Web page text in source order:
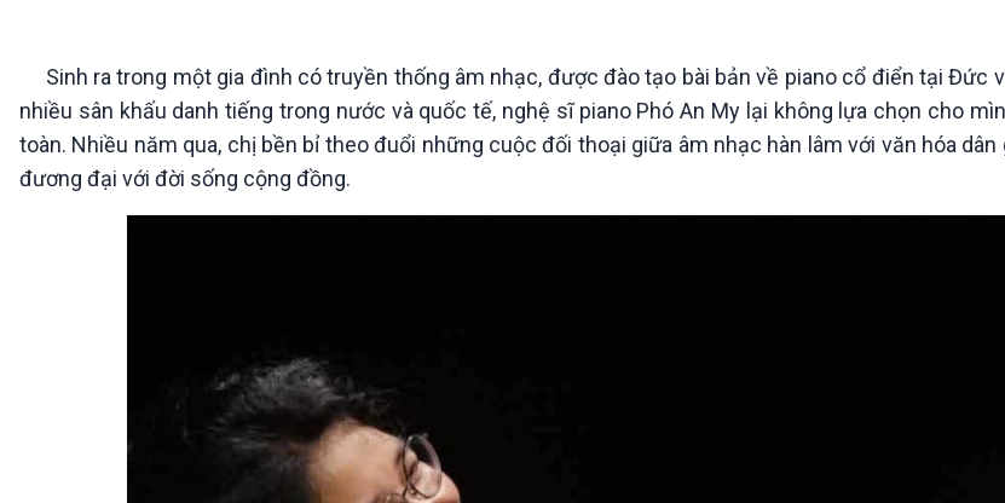
Tài nguyên và Môi trường
Chuyên gia của bạn
Xã hội chuyển động
Bước chân đến trường
khí hậu
E-Magazine
Sinh ra trong một gia đình có truyền thống âm nhạc, được đào tạo bài bản về piano cổ điển tại Đức
nhiều sân khấu danh tiếng trong nước và quốc tế, nghệ sĩ piano Phó An My lại không lựa chọn cho
toàn. Nhiều năm qua, chị bền bỉ theo đuổi những cuộc đối thoại giữa âm nhạc hàn lâm với văn hóa dân
đương đại với đời sống cộng đồng.